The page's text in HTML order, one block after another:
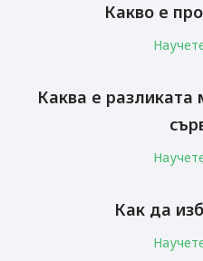
Какво е
Каква е разликата
Как да